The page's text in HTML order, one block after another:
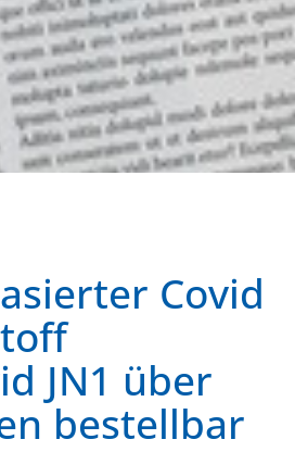
Covid
JN1 über
bestellbar